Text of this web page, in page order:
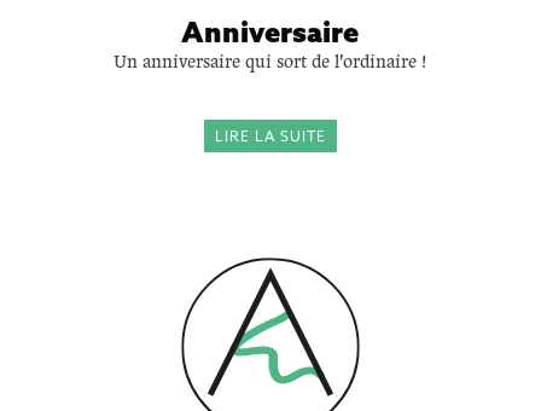
Anniversaire
Un anniversaire qui sort de l'ordinaire !
LIRE LA SUITE